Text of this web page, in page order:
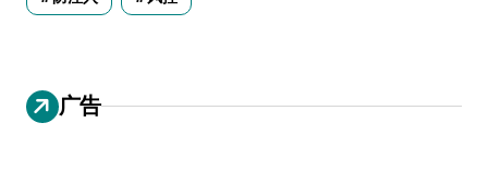
广告